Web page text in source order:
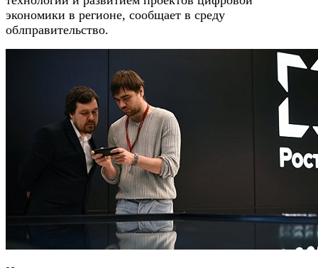
экономики в регионе, сообщает в среду
облправительство.